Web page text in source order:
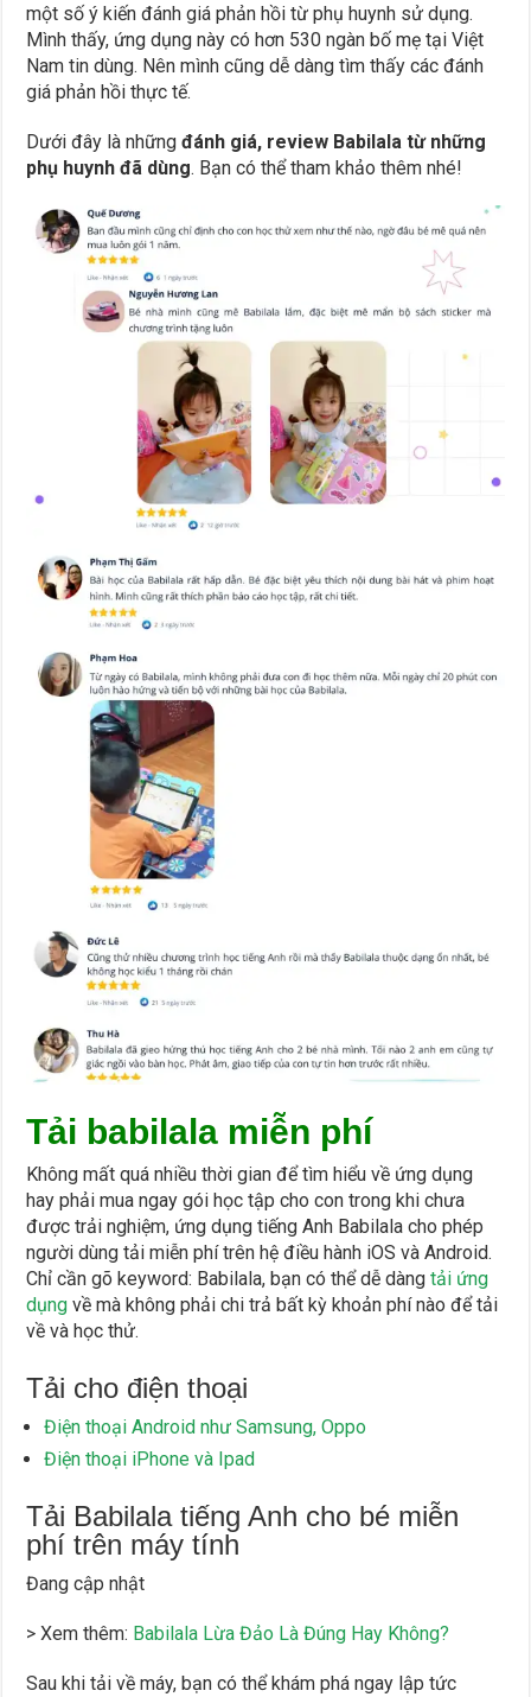
một số ý kiến đánh giá phản hồi từ phụ huynh sử dụng.
Mình thấy, ứng dụng này có hơn 530 ngàn bố mẹ tại Việt
Nam tin dùng. Nên mình cũng dễ dàng tìm thấy các đánh
giá phản hồi thực tế.
Dưới đây là nhữngđánh giá, review Babilala từ những
phụ huynh đã dùng. Bạn có thể tham khảo thêm nhé!
Tải babilala miễn phí
Không mất quá nhiều thời gian để tìm hiểu về ứng dụng
hay phải mua ngay gói học tập cho con trong khi chưa
được trải nghiệm, ứng dụng tiếng Anh Babilala cho phép
người dùng tải miễn phí trên hệ điều hành iOS và Android.
Chỉ cần gõ keyword: Babilala, bạn có thể dễ dàng tải ứng
dụng về mà không phải chi trả bất kỳ khoản phí nào để tải
về và học thử.
Tải cho điện thoại
Điện thoại Android như Samsung, Oppo
Điện thoại iPhone và Ipad
Tải Babilala tiếng Anh cho bé miễn
phí trên máy tính
Đang cập nhật
> Xem thêm: Babilala Lừa Đảo Là Đúng Hay Không?
Sau khi tải về máy, bạn có thể khám phá ngay lập tức